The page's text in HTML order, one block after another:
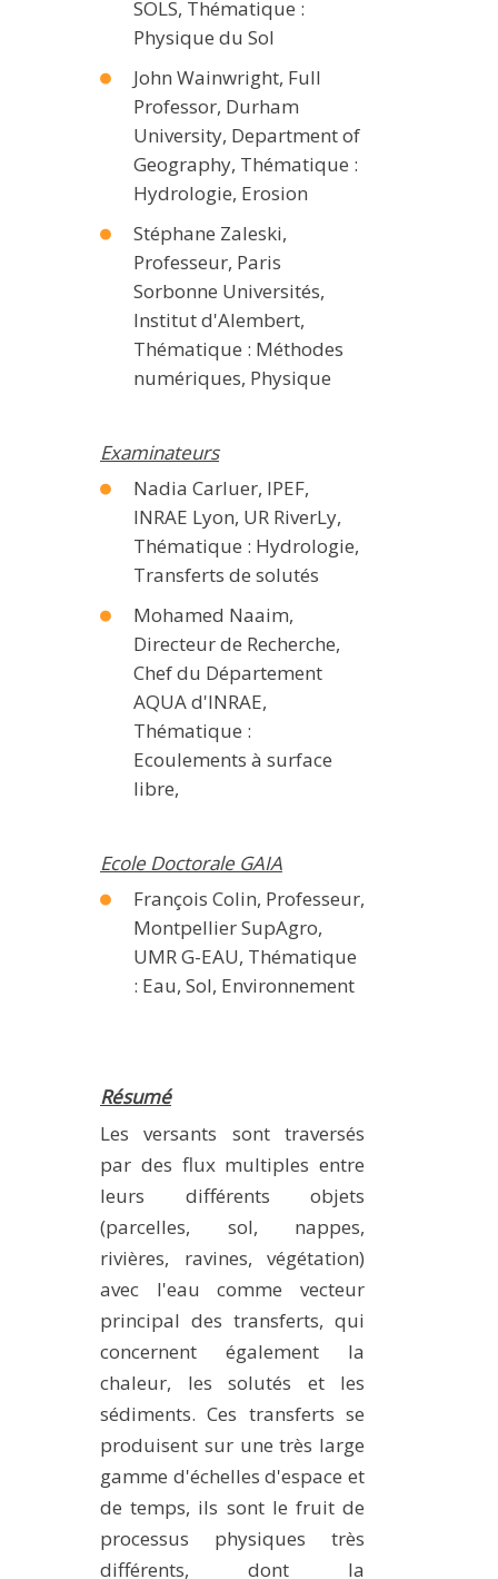
SOLS, Thématique :
Physique du Sol
John Wainwright, Full
Professor, Durham
University, Department of
Geography, Thématique :
Hydrologie, Erosion
Stéphane Zaleski,
Professeur, Paris
Sorbonne Universités,
Institut d'Alembert,
Thématique : Méthodes
numériques, Physique
Examinateurs
Nadia Carluer, IPEF,
INRAE Lyon, UR RiverLy,
Thématique : Hydrologie,
Transferts de solutés
Mohamed Naaim,
Directeur de Recherche,
Chef du Département
AQUA d'INRAE,
Thématique :
Ecoulements à surface
libre,
Ecole Doctorale GAIA
François Colin, Professeur,
Montpellier SupAgro,
UMR G-EAU, Thématique
: Eau, Sol, Environnement
Résumé
Les versants sont traversés
par des flux multiples entre
leurs différents objets
(parcelles, sol, nappes,
rivières, ravines, végétation)
avec l'eau comme vecteur
principal des transferts, qui
concernent également la
chaleur, les solutés et les
sédiments. Ces transferts se
produisent sur une très large
gamme d'échelles d'espace et
de temps, ils sont le fruit de
processus physiques très
différents, dont la